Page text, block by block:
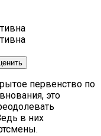
первенство по
это
в них